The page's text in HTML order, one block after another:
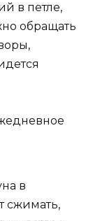
в петле,
обращать
в
сжимать,